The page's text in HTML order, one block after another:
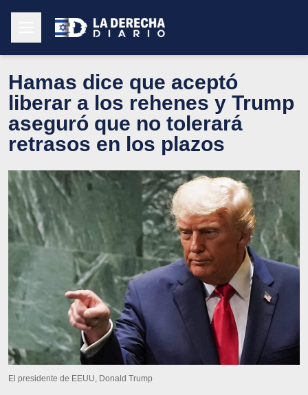
Hamas dice que aceptó
liberar a los rehenes y Trump
aseguró que no tolerará
retrasos en los plazos
El presidente de EEUU, Donald Trump